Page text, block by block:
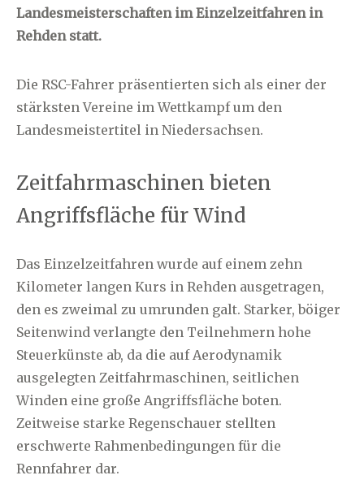
Landesmeisterschaften im Einzelzeitfahren in
Rehden statt.
Die RSC-Fahrer präsentierten sich als einer der
stärksten Vereine im Wettkampf um den
Landesmeistertitel in Niedersachsen.
Zeitfahrmaschinen bieten
Angriffsfläche für Wind
Das Einzelzeitfahren wurde auf einem zehn
Kilometer langen Kurs in Rehden ausgetragen,
den es zweimal zu umrunden galt. Starker, böiger
Seitenwind verlangte den Teilnehmern hohe
Steuerkünste ab, da die auf Aerodynamik
ausgelegten Zeitfahrmaschinen, seitlichen
Winden eine große Angriffsfläche boten.
Zeitweise starke Regenschauer stellten
erschwerte Rahmenbedingungen für die
Rennfahrer dar.